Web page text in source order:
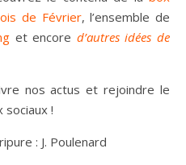
de Février, l’ensemble de
et encore d’autres idées de
nos actus et rejoindre le
sociaux !
: J. Poulenard